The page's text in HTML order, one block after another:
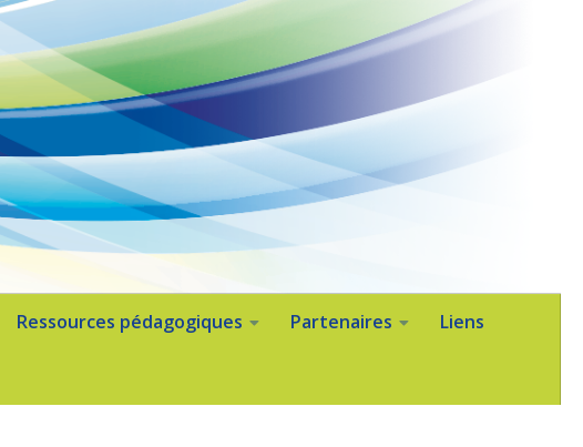
Ressources pédagogiques Partenaires Liens